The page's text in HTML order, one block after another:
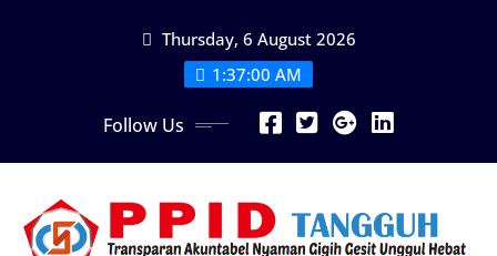
Thursday, 6 August 2026
1:37:01 AM
Follow Us